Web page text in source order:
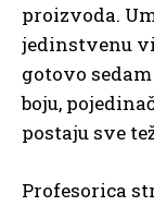
proizvoda.
jedinstvenu
gotovo
boju,
postaju sve
Profesorica